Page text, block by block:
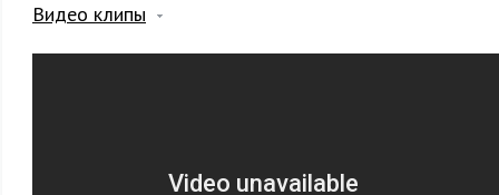
Видео клипы